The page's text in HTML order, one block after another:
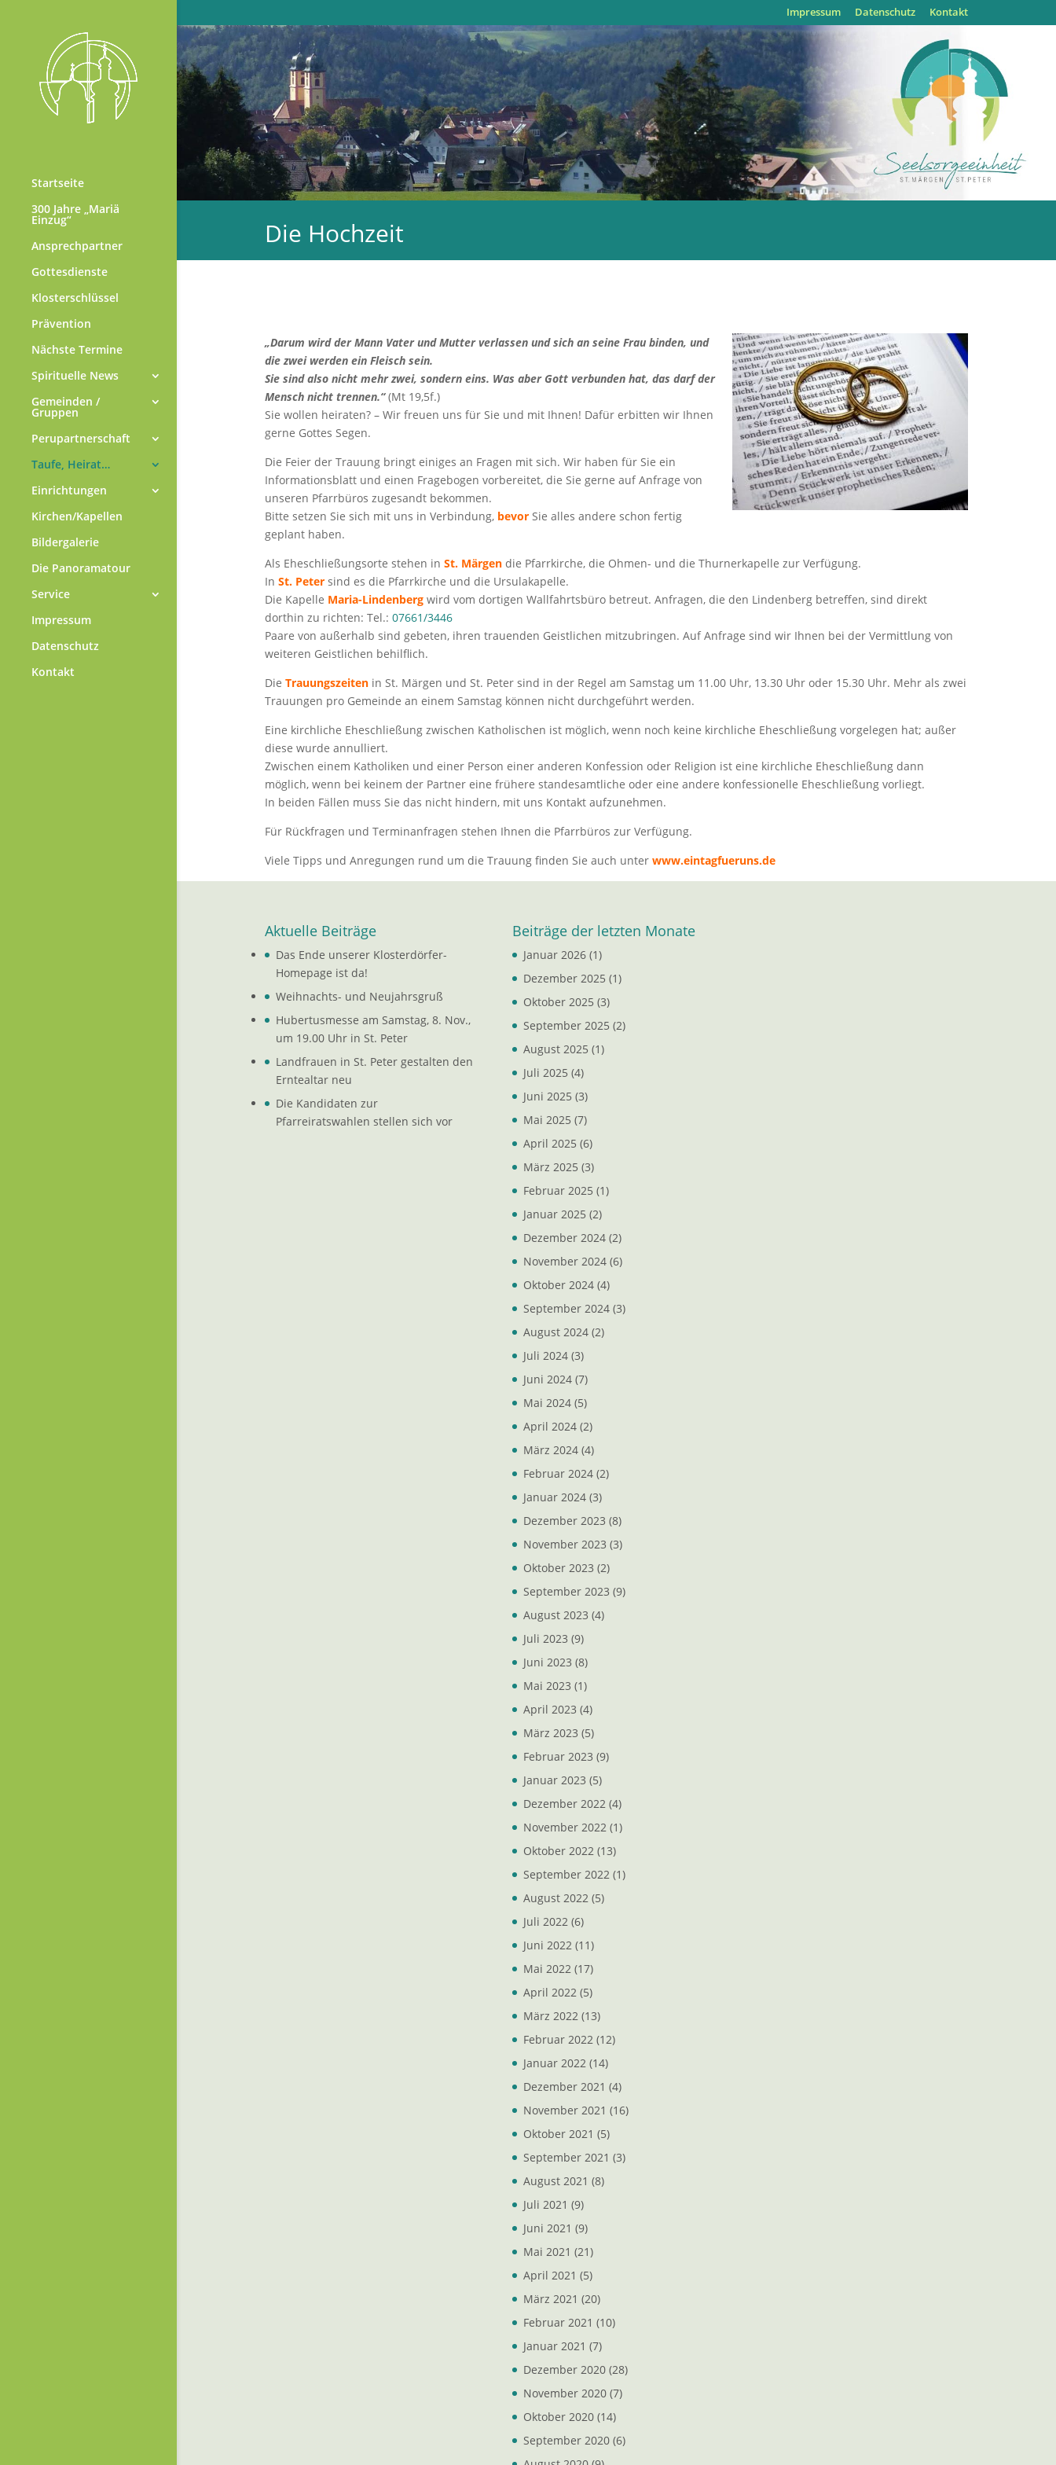
Impressum Datenschutz Kontakt
Startseite
300 Jahre „Mariä
Einzug“
Ansprechpartner
Gottesdienste
Klosterschlüssel
Prävention
Nächste Termine
Spirituelle News
Gemeinden /
Gruppen
Perupartnerschaft
Taufe, Heirat…
Einrichtungen
Kirchen/Kapellen
Bildergalerie
Die Panoramatour
Service
Impressum
Datenschutz
Kontakt
Die Hochzeit
„Darum wird der Mann Vater und Mutter verlassen und sich an seine Frau binden, und
die zwei werden ein Fleisch sein.
Sie sind also nicht mehr zwei, sondern eins. Was aber Gott verbunden hat, das darf der
Mensch nicht trennen.“(Mt 19,5f.)
Sie wollen heiraten? – Wir freuen uns für Sie und mit Ihnen! Dafür erbitten wir Ihnen
gerne Gottes Segen.
Die Feier der Trauung bringt einiges an Fragen mit sich. Wir haben für Sie ein
Informationsblatt und einen Fragebogen vorbereitet, die Sie gerne auf Anfrage von
unseren Pfarrbüros zugesandt bekommen.
Bitte setzen Sie sich mit uns in Verbindung, bevor Sie alles andere schon fertig
geplant haben.
Als Eheschließungsorte stehen in St. Märgendie Pfarrkirche, die Ohmen- und die Thurnerkapelle zur Verfügung.
In St. Petersind es die Pfarrkirche und die Ursulakapelle.
Die Kapelle Maria-Lindenbergwird vom dortigen Wallfahrtsbüro betreut. Anfragen, die den Lindenberg betreffen, sind direkt
dorthin zu richten: Tel.: 07661/3446
Paare von außerhalb sind gebeten, ihren trauenden Geistlichen mitzubringen. Auf Anfrage sind wir Ihnen bei der Vermittlung von
weiteren Geistlichen behilflich.
Die Trauungszeiten in St. Märgen und St. Peter sind in der Regel am Samstag um 11.00 Uhr, 13.30 Uhr oder 15.30 Uhr. Mehr als zwei
Trauungen pro Gemeinde an einem Samstag können nicht durchgeführt werden.
Eine kirchliche Eheschließung zwischen Katholischen ist möglich, wenn noch keine kirchliche Eheschließung vorgelegen hat; außer
diese wurde annulliert.
Zwischen einem Katholiken und einer Person einer anderen Konfession oder Religion ist eine kirchliche Eheschließung dann
möglich, wenn bei keinem der Partner eine frühere standesamtliche oder eine andere konfessionelle Eheschließung vorliegt.
In beiden Fällen muss Sie das nicht hindern, mit uns Kontakt aufzunehmen.
Für Rückfragen und Terminanfragen stehen Ihnen die Pfarrbüros zur Verfügung.
Viele Tipps und Anregungen rund um die Trauung finden Sie auch unter www.eintagfueruns.de
Aktuelle Beiträge
Das Ende unserer Klosterdörfer-
Homepage ist da!
Weihnachts- und Neujahrsgruß
Hubertusmesse am Samstag, 8. Nov.,
um 19.00 Uhr in St. Peter
Landfrauen in St. Peter gestalten den
Erntealtar neu
Die Kandidaten zur
Pfarreiratswahlen stellen sich vor
Beiträge der letzten Monate
Januar 2026(1)
Dezember 2025 (1)
Oktober 2025 (3)
September 2025 (2)
August 2025 (1)
Juli 2025 (4)
Juni 2025 (3)
Mai 2025 (7)
April 2025 (6)
März 2025 (3)
Februar 2025 (1)
Januar 2025 (2)
Dezember 2024(2)
November 2024(6)
Oktober 2024(4)
September 2024(3)
August 2024(2)
Juli 2024(3)
Juni 2024(7)
Mai 2024(5)
April 2024(2)
März 2024(4)
Februar 2024(2)
Januar 2024(3)
Dezember 2023 (8)
November 2023 (3)
Oktober 2023 (2)
September 2023 (9)
August 2023 (4)
Juli 2023 (9)
Juni 2023 (8)
Mai 2023 (1)
April 2023 (4)
März 2023 (5)
Februar 2023 (9)
Januar 2023 (5)
Dezember 2022(4)
November 2022(1)
Oktober 2022(13)
September 2022(1)
August 2022(5)
Juli 2022(6)
Juni 2022(11)
Mai 2022(17)
April 2022(5)
März 2022(13)
Februar 2022(12)
Januar 2022(14)
Dezember 2021 (4)
November 2021 (16)
Oktober 2021 (5)
September 2021 (3)
August 2021 (8)
Juli 2021 (9)
Juni 2021 (9)
Mai 2021 (21)
April 2021 (5)
März 2021 (20)
Februar 2021 (10)
Januar 2021 (7)
Dezember 2020(28)
November 2020(7)
Oktober 2020(14)
September 2020(6)